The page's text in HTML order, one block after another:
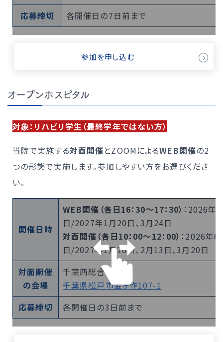
応募締切
各開催日の7日前まで
参加を申し込む
オープンホスピタル
対象：リハビリ学生（最終学年ではない方）
当院で実施する対面開催とZOOMによるWEB開催の2
つの形態で実施します。参加しやすい方をお選びくださ
い。
開催日時
WEB開催（各日16：30〜17：30） ：2026年
日/2027年1月20日、3月24日
対面開催（各日10：00〜12：00） ：2026年
日/2027年1月16日、2月13日、3月20日
対面開催
の会場
千葉西総合病院
千葉県松戸市金ヶ作107-1
応募締切
各開催日の3日前まで